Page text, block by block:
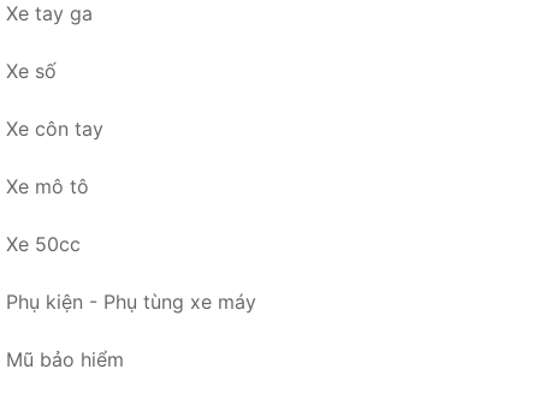
Xe tay ga
Xe số
Xe côn tay
Xe mô tô
Xe 50cc
Phụ kiện - Phụ tùng xe máy
Mũ bảo hiểm